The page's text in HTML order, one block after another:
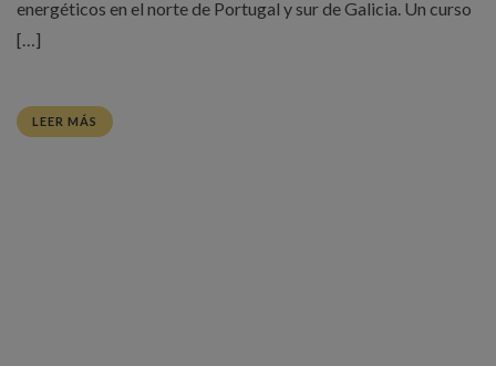
energéticos en el norte de Portugal y sur de Galicia. Un curso
[…]
LEER MÁS